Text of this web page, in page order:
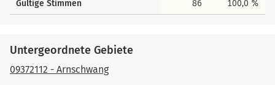
Gültige Stimmen 86 100,0 %
Untergeordnete Gebiete
09372112 - Arnschwang